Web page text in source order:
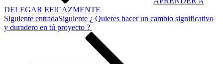
DELEGAR EFICAZMENTE
Siguiente entradaSiguiente ¿ Quieres hacer un cambio significativo
y duradero en tú proyecto ?